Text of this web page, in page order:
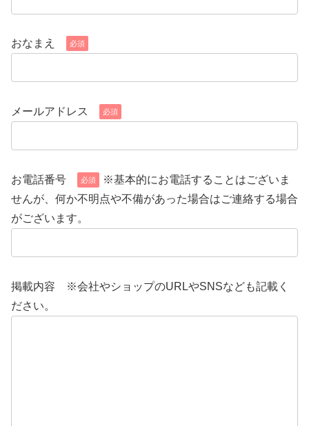
おなまえ 必須
メールアドレス 必須
お電話番号 必須
※基本的にお電話することはございま
せんが、何か不明点や不備があった場合はご連絡する場合
がございます。
掲載内容
※会社やショップのURLやSNSなども記載く
ださい。